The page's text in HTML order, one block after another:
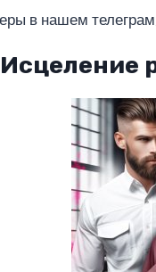
в нашем